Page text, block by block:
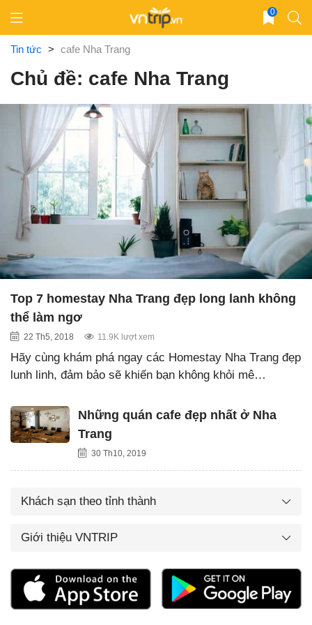
content
0
Tin tức > cafe Nha Trang
Chủ đề: cafe Nha Trang
Top 7 homestay Nha Trang đẹp long lanh không
thể làm ngơ
22 Th5, 2018 11.9K lượt xem
Hãy cùng khám phá ngay các Homestay Nha Trang đẹp
lunh linh, đảm bảo sẽ khiến bạn không khỏi mê…
Những quán cafe đẹp nhất ở Nha
Trang
30 Th10, 2019
Khách sạn theo tỉnh thành
Giới thiệu VNTRIP